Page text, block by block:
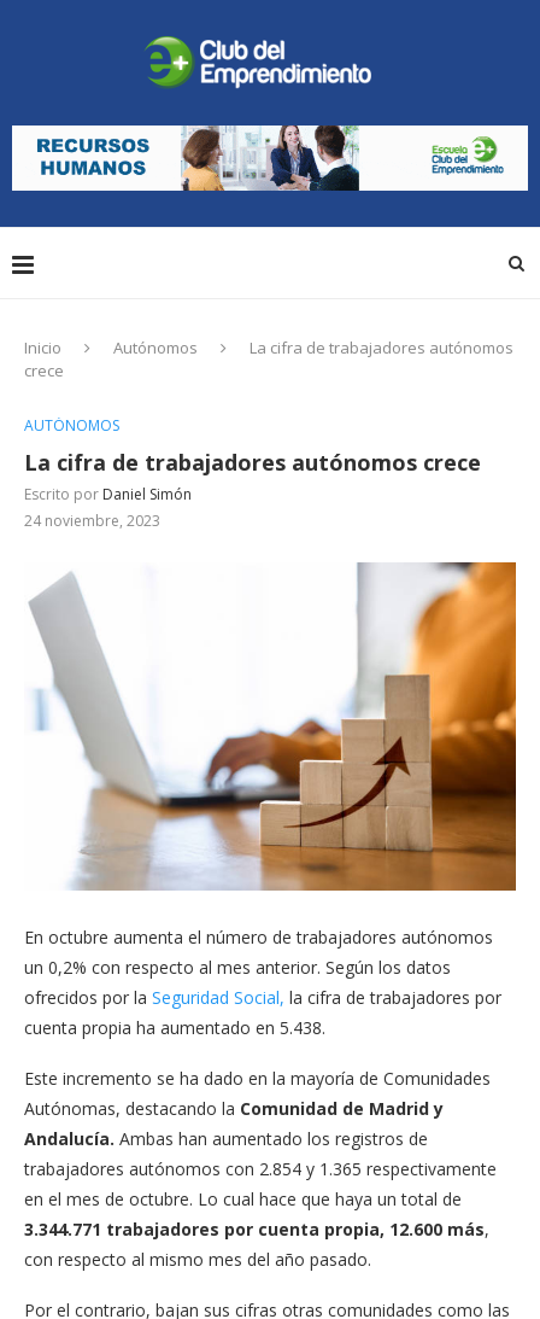
Inicio Autónomos
La cifra de trabajadores autónomos
crece
AUTÓNOMOS
La cifra de trabajadores autónomos crece
Escrito por Daniel Simón
24 noviembre, 2023
En octubre aumenta el número de trabajadores autónomos
un 0,2% con respecto al mes anterior. Según los datos
ofrecidos por la Seguridad Social, la cifra de trabajadores por
cuenta propia ha aumentado en 5.438.
Este incremento se ha dado en la mayoría de Comunidades
Autónomas, destacando la Comunidad de Madrid y
Andalucía. Ambas han aumentado los registros de
trabajadores autónomos con 2.854 y 1.365 respectivamente
en el mes de octubre. Lo cual hace que haya un total de
3.344.771 trabajadores por cuenta propia, 12.600 más,
con respecto al mismo mes del año pasado.
Por el contrario, bajan sus cifras otras comunidades como las